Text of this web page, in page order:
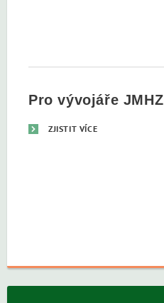
Pro vývojáře JMHZ
ZJISTIT VÍCE